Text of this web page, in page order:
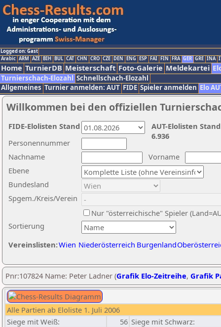
Logged on: Gast
Arabic ARM AZE BIH BUL CAT CHN CRO CZE DEN ENG ESP FAI FIN FRA GER GRE INA
Home TurnierDB Meisterschaft Foto-Galerie Meldekartei
Turnierschach-Elozahl Schnellschach-Elozahl
Allgemeines Turnier anmelden: AUT FIDE Spieler anmelden Elo
Willkommen bei den offiziellen
Nachname
Vorname
Ebene
Sortierung
Personennummer
Bundesland
Spgem./Kreis/Verein
Nur "österreichische" Spieler
Vereinslisten:Wien Niederösterreich Burgenland
AUT-Elolisten
6.936
FIDE-Elolisten Stand
Pnr:107824 Name: Peter Ladner (Grafik Elo-Zeitreihe, Grafik
Alle Partien ab Eloliste 1. Juli 2006
Siege mit Weiß:
56 Siege mit Schwarz: